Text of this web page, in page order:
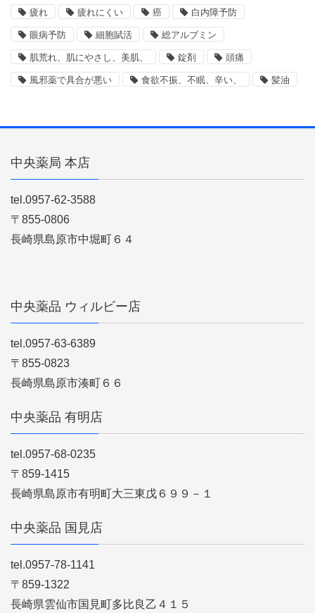
疲れ 疲れにくい 癌 白内障予防
眼病予防 細胞賦活 総アルブミン
肌荒れ、肌にやさし、美肌、 錠剤 頭痛
風邪薬で具合が悪い 食欲不振、不眠、辛い、 髪油
中央薬局 本店
tel.0957-62-3588
〒855-0806
長崎県島原市中堀町６４
中央薬品 ウィルビー店
tel.0957-63-6389
〒855-0823
長崎県島原市湊町６６
中央薬品 有明店
tel.0957-68-0235
〒859-1415
長崎県島原市有明町大三東戊６９９－１
中央薬品 国見店
tel.0957-78-1141
〒859-1322
長崎県雲仙市国見町多比良乙４１５